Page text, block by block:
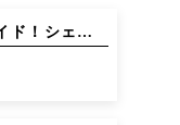
INSTAGRAMお庭の日よけ完全ガイド！シェード＆タープで快適グリーンライフ